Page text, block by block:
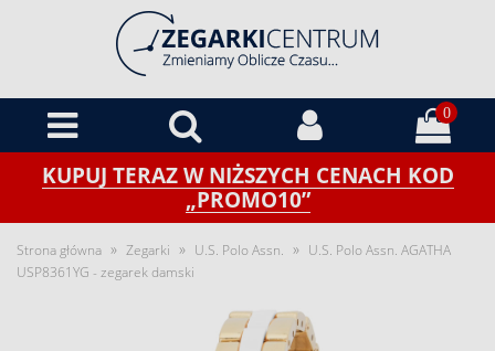
0
KUPUJ TERAZ W NIŻSZYCH CENACH KOD
„PROMO10”
Strona główna » Zegarki » U.S. Polo Assn. » U.S. Polo Assn. AGATHA
USP8361YG - zegarek damski